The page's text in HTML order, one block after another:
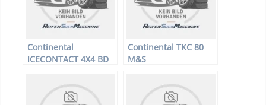
Continental
ICECONTACT 4X4 BD
Continental TKC 80
M&S